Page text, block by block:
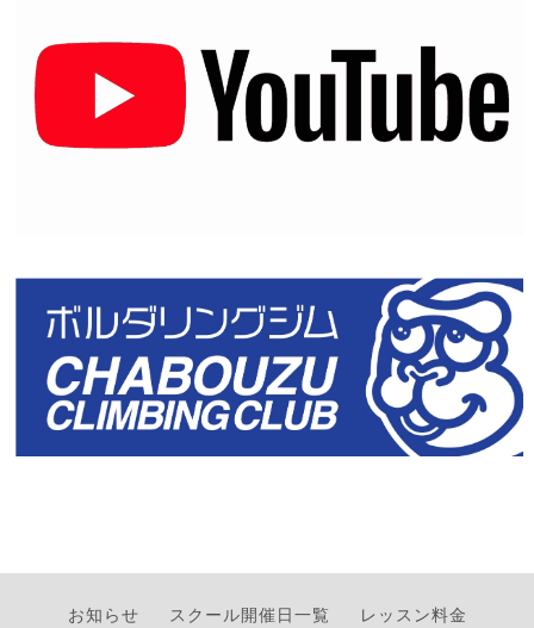
お知らせ スクール開催日一覧
レッスン料金